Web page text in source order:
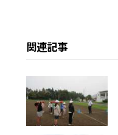
関連記事